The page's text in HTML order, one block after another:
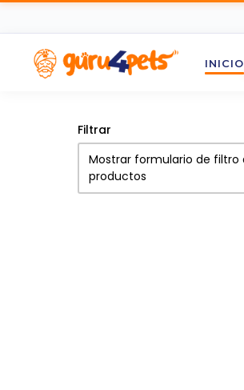
INICIO
Filtrar
Mostrar formulario de filtro
productos